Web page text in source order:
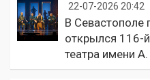
22-07-2026 20:42
В Севастополе
открылся 116-
театра имени